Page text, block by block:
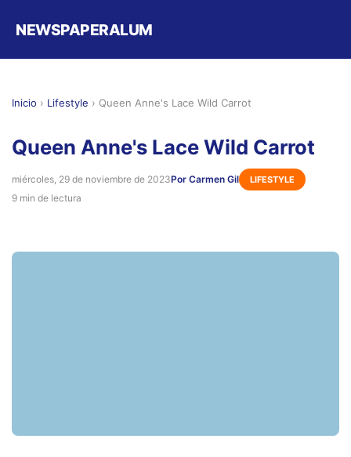
NEWSPAPERALUM
Inicio › Lifestyle › Queen Anne's Lace Wild Carrot
Queen Anne's Lace Wild Carrot
miércoles, 29 de noviembre de 2023Por Carmen Gil LIFESTYLE
9 min de lectura